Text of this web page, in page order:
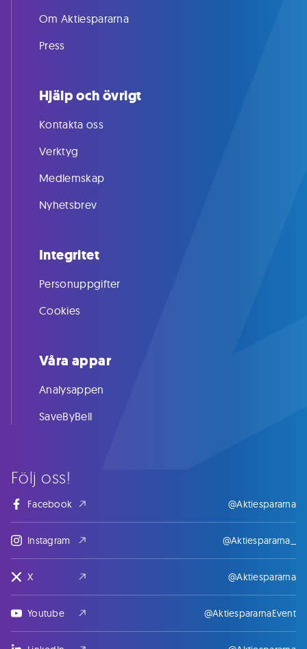
Följ oss!
Facebook @Aktiespararna
Instagram @Aktiespararna_
X @Aktiespararna
Youtube @AktiespararnaEvent
Om Aktiespararna
Press
Hjälp och övrigt
Kontakta oss
Verktyg
Medlemskap
Nyhetsbrev
Integritet
Personuppgifter
Cookies
Våra appar
Analysappen
SaveByBell